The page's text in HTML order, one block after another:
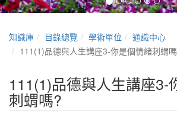
知識庫 目錄總覽 學術單位
通識中心
111(1)品德與人生講座3-你是個情緒刺蝟
111(1)品德與人生講座3-
刺蝟嗎?